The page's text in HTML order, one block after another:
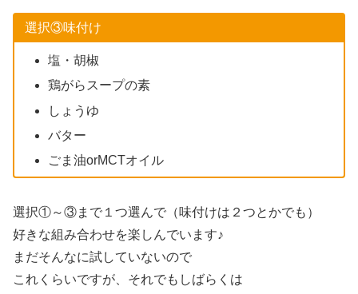
選択③味付け
塩・胡椒
鶏がらスープの素
しょうゆ
バター
ごま油orMCTオイル
選択①～③まで１つ選んで（味付けは２つとかでも）
好きな組み合わせを楽しんでいます♪
まだそんなに試していないので
これくらいですが、それでもしばらくは